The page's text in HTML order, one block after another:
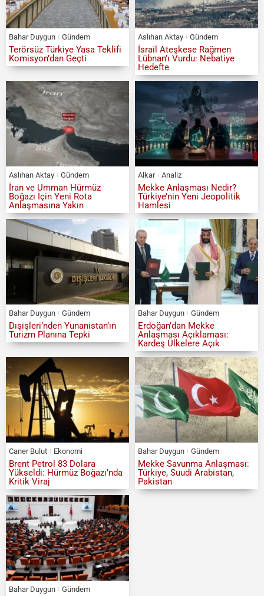
Bahar Duygun Gündem
Terörsüz Türkiye Yasa Teklifi
Komisyon’dan Geçti
Aslıhan Aktay Gündem
İsrail Ateşkese Rağmen
Lübnan’ı Vurdu: Nebatiye
Hedefte
Aslıhan Aktay Gündem
İran ve Umman Hürmüz
Boğazı İçin Yeni Rota
Anlaşmasına Yakın
Alkar Analiz
Mekke Anlaşması Nedir?
Türkiye’nin Yeni Jeopolitik
Hamlesi
Bahar Duygun Gündem
Dışişleri’nden Yunanistan’ın
Turizm Planına Tepki
Bahar Duygun Gündem
Erdoğan’dan Mekke
Anlaşması Açıklaması:
Kardeş Ülkelere Açık
Caner Bulut Ekonomi
Brent Petrol 83 Dolara
Yükseldi: Hürmüz Boğazı’nda
Kritik Viraj
Bahar Duygun Gündem
Mekke Savunma Anlaşması:
Türkiye, Suudi Arabistan,
Pakistan
Bahar Duygun Gündem